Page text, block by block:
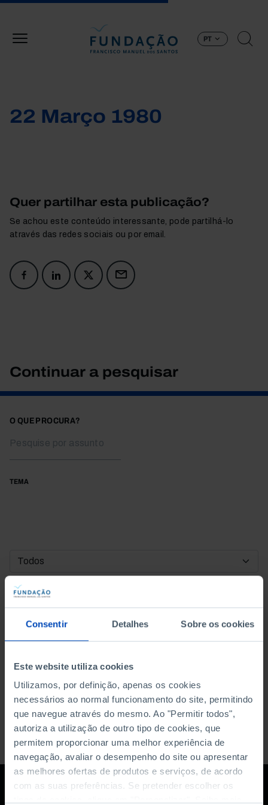
Consentir Detalhes Sobre os cookies
Este website utiliza cookies
Utilizamos, por definição, apenas os cookies
necessários ao normal funcionamento do site, permitindo
que navegue através do mesmo. Ao "Permitir todos",
autoriza a utilização de outro tipo de cookies, que
permitem proporcionar uma melhor experiência de
navegação, avaliar o desempenho do site ou apresentar
as melhores ofertas de produtos e serviços, de acordo
com as suas preferências. Se pretender escolher os
PT
22 Março 1980
Quer partilhar esta publicação?
Se achou este conteúdo interessante, pode partilhá-lo
através das redes sociais ou por email.
Continuar a pesquisar
O QUE PROCURA?
TEMA
DATA DE INÍCIO
DATA DE FIM